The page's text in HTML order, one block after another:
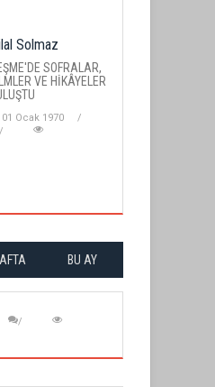
Solmaz
SOFRALAR,
VE HİKÂYELER
01 Ocak 1970
BU AY